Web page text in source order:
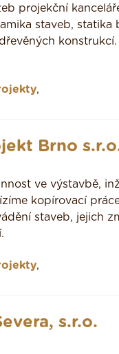
projekční
staveb, statika
,
Brno
ve výstavbě,
kopírovací
staveb, jejich
,
s.r.o.